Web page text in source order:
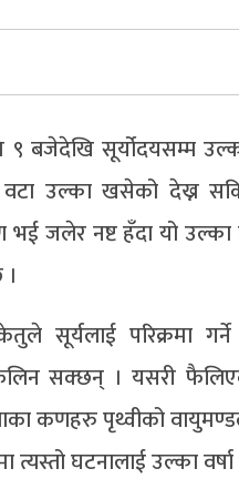
बजेदेखि सूर्योदयसम्म
वटा उल्का खसेको देख्न
जलेर नष्ट हँदा यो उल्का
सूर्यलाई
सक्छन् । यसरी
कणहरु पृथ्वीको
घटनालाई उल्का वर्षा